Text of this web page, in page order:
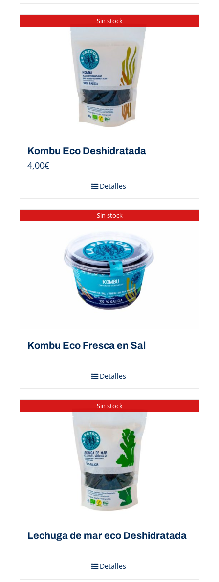
Sin stock
Kombu Eco Deshidratada
4,00€
Detalles
Sin stock
Kombu Eco Fresca en Sal
Detalles
Sin stock
Lechuga de mar eco Deshidratada
Detalles